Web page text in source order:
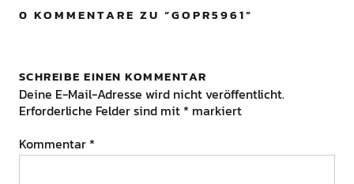
0 KOMMENTARE ZU “GOPR5961”
SCHREIBE EINEN KOMMENTAR
Deine E-Mail-Adresse wird nicht veröffentlicht.
Erforderliche Felder sind mit * markiert
Kommentar *